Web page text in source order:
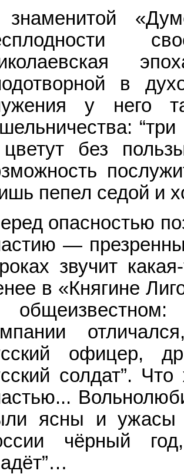
в
у него
без
пепел седой и
опасностью
—
звучит
в «Княгине
офицер,
солдат”.
ясны и ужасы
чёрный